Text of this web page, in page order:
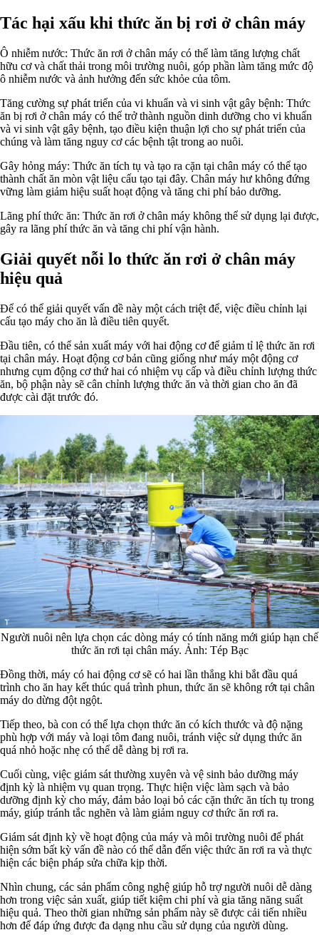
Tác hại xấu khi thức ăn bị rơi ở chân máy
Ô nhiễm nước: Thức ăn rơi ở chân máy có thể làm tăng lượng chất
hữu cơ và chất thải trong môi trường nuôi, góp phần làm tăng mức độ
ô nhiễm nước và ảnh hưởng đến sức khỏe của tôm.
Tăng cường sự phát triển của vi khuẩn và vi sinh vật gây bệnh: Thức
ăn bị rơi ở chân máy có thể trở thành nguồn dinh dưỡng cho vi khuẩn
và vi sinh vật gây bệnh, tạo điều kiện thuận lợi cho sự phát triển của
chúng và làm tăng nguy cơ các bệnh tật trong ao nuôi.
Gây hỏng máy: Thức ăn tích tụ và tạo ra cặn tại chân máy có thể tạo
thành chất ăn mòn vật liệu cấu tạo tại đây. Chân máy hư không đứng
vững làm giảm hiệu suất hoạt động và tăng chi phí bảo dưỡng.
Lãng phí thức ăn: Thức ăn rơi ở chân máy không thể sử dụng lại được,
gây ra lãng phí thức ăn và tăng chi phí vận hành.
Giải quyết nỗi lo thức ăn rơi ở chân máy
hiệu quả
Để có thể giải quyết vấn đề này một cách triệt để, việc điều chỉnh lại
cấu tạo máy cho ăn là điều tiên quyết.
Đầu tiên, có thể sản xuất máy với hai động cơ để giảm tỉ lệ thức ăn rơi
tại chân máy. Hoạt động cơ bản cũng giống như máy một động cơ
nhưng cụm động cơ thứ hai có nhiệm vụ cấp và điều chỉnh lượng thức
ăn, bộ phận này sẽ cân chỉnh lượng thức ăn và thời gian cho ăn đã
được cài đặt trước đó.
Người nuôi nên lựa chọn các dòng máy có tính năng mới giúp hạn chế
thức ăn rơi tại chân máy. Ảnh: Tép Bạc
Đồng thời, máy có hai động cơ sẽ có hai lần thắng khi bắt đầu quá
trình cho ăn hay kết thúc quá trình phun, thức ăn sẽ không rớt tại chân
máy do dừng đột ngột.
Tiếp theo, bà con có thể lựa chọn thức ăn có kích thước và độ nặng
phù hợp với máy và loại tôm đang nuôi, tránh việc sử dụng thức ăn
quá nhỏ hoặc nhẹ có thể dễ dàng bị rơi ra.
Cuối cùng, việc giám sát thường xuyên và vệ sinh bảo dưỡng máy
định kỳ là nhiệm vụ quan trọng. Thực hiện việc làm sạch và bảo
dưỡng định kỳ cho máy, đảm bảo loại bỏ các cặn thức ăn tích tụ trong
máy, giúp tránh tắc nghẽn và làm giảm nguy cơ thức ăn rơi ra.
Giám sát định kỳ về hoạt động của máy và môi trường nuôi để phát
hiện sớm bất kỳ vấn đề nào có thể dẫn đến việc thức ăn rơi ra và thực
hiện các biện pháp sửa chữa kịp thời.
Nhìn chung, các sản phẩm công nghệ giúp hỗ trợ người nuôi dễ dàng
hơn trong việc sản xuất, giúp tiết kiệm chi phí và gia tăng năng suất
hiệu quả. Theo thời gian những sản phẩm này sẽ được cải tiến nhiều
hơn để đáp ứng được đa dạng nhu cầu sử dụng của người dùng.